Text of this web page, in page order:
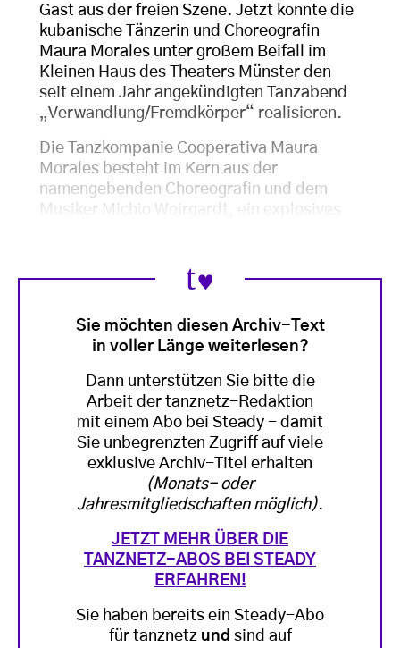
Gast aus der freien Szene. Jetzt konnte die
kubanische Tänzerin und Choreografin
Maura Morales unter großem Beifall im
Kleinen Haus des Theaters Münster den
seit einem Jahr angekündigten Tanzabend
„Verwandlung/Fremdkörper“ realisieren.
Die Tanzkompanie Cooperativa Maura
Morales besteht im Kern aus der
namengebenden Choreografin und dem
Musiker Michio Woirgardt , ein explosives
Sie möchten diesen Archiv-Text
in voller Länge weiterlesen?
Dann unterstützen Sie bitte die
Arbeit der tanznetz-Redaktion
mit einem Abo bei Steady - damit
Sie unbegrenzten Zugriff auf viele
exklusive Archiv-Titel erhalten
(Monats- oder
Jahresmitgliedschaften möglich).
JETZT MEHR ÜBER DIE
TANZNETZ-ABOS BEI STEADY
ERFAHREN!
Sie haben bereits ein Steady-Abo
für tanznetz und sind auf